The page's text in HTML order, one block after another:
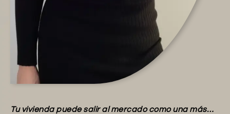
Tu vivienda puede salir al mercado como una más…